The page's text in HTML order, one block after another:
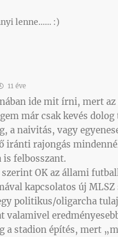
lenne…… :)
11 éve
ide mit írni, mert
már csak kevés
a naivitás, vagy
iránti rajongás
is felbosszant.
OK az állami
kapcsolatos új
politikus/oligarcha
valamivel
a stadion építés, mert